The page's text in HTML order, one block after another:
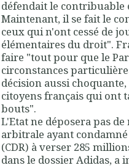
défendait le contribuable
Maintenant, il se fait le
ceux qui n'ont cessé de
élémentaires du droit".
faire "tout pour que le
circonstances
décision aussi
citoyens français qui ont
bouts".
L'Etat ne déposera pas
arbitrale ayant
(CDR) à verser 285
dans le dossier Adidas, a